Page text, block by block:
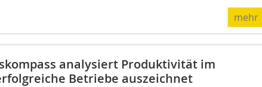
mehr
analysiert Produktivität im
Betriebe auszeichnet